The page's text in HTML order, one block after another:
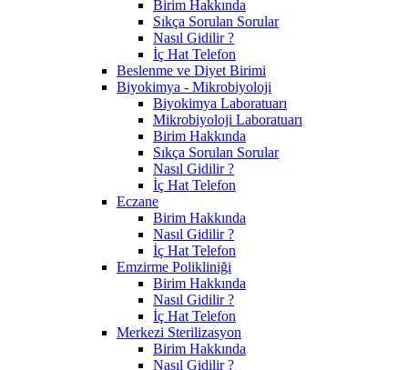
Birim Hakkında
Sıkça Sorulan Sorular
Nasıl Gidilir ?
İç Hat Telefon
Beslenme ve Diyet Birimi
Biyokimya - Mikrobiyoloji
Biyokimya Laboratuarı
Mikrobiyoloji Laboratuarı
Birim Hakkında
Sıkça Sorulan Sorular
Nasıl Gidilir ?
İç Hat Telefon
Eczane
Birim Hakkında
Nasıl Gidilir ?
İç Hat Telefon
Emzirme Polikliniği
Birim Hakkında
Nasıl Gidilir ?
İç Hat Telefon
Merkezi Sterilizasyon
Birim Hakkında
Nasıl Gidilir ?